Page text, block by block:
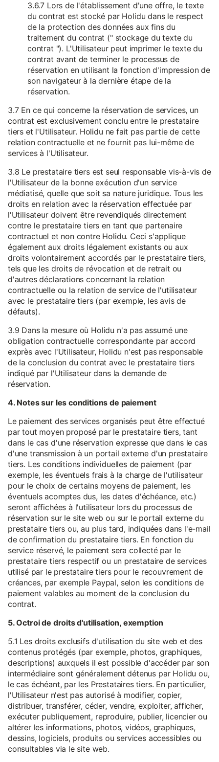
3.6.7 Lors de l'établissement d'une offre, le texte
du contrat est stocké par Holidu dans le respect
de la protection des données aux fins du
traitement du contrat (" stockage du texte du
contrat "). L'Utilisateur peut imprimer le texte du
contrat avant de terminer le processus de
réservation en utilisant la fonction d'impression de
son navigateur à la dernière étape de la
réservation.
3.7 En ce qui concerne la réservation de services, un
contrat est exclusivement conclu entre le prestataire
tiers et l'Utilisateur. Holidu ne fait pas partie de cette
relation contractuelle et ne fournit pas lui-même de
services à l'Utilisateur.
3.8 Le prestataire tiers est seul responsable vis-à-vis de
l'Utilisateur de la bonne exécution d'un service
médiatisé, quelle que soit sa nature juridique. Tous les
droits en relation avec la réservation effectuée par
l'Utilisateur doivent être revendiqués directement
contre le prestataire tiers en tant que partenaire
contractuel et non contre Holidu. Ceci s'applique
également aux droits légalement existants ou aux
droits volontairement accordés par le prestataire tiers,
tels que les droits de révocation et de retrait ou
d'autres déclarations concernant la relation
contractuelle ou la relation de service de l'utilisateur
avec le prestataire tiers (par exemple, les avis de
défauts).
3.9 Dans la mesure où Holidu n'a pas assumé une
obligation contractuelle correspondante par accord
exprès avec l'Utilisateur, Holidu n'est pas responsable
de la conclusion du contrat avec le prestataire tiers
indiqué par l'Utilisateur dans la demande de
réservation.
4. Notes sur les conditions de paiement
Le paiement des services organisés peut être effectué
par tout moyen proposé par le prestataire tiers, tant
dans le cas d'une réservation expresse que dans le cas
d'une transmission à un portail externe d'un prestataire
tiers. Les conditions individuelles de paiement (par
exemple, les éventuels frais à la charge de l'utilisateur
pour le choix de certains moyens de paiement, les
éventuels acomptes dus, les dates d'échéance, etc.)
seront affichées à l'utilisateur lors du processus de
réservation sur le site web ou sur le portail externe du
prestataire tiers ou, au plus tard, indiquées dans l'e-mail
de confirmation du prestataire tiers. En fonction du
service réservé, le paiement sera collecté par le
prestataire tiers respectif ou un prestataire de services
utilisé par le prestataire tiers pour le recouvrement de
créances, par exemple Paypal, selon les conditions de
paiement valables au moment de la conclusion du
contrat.
5. Octroi de droits d'utilisation, exemption
5.1 Les droits exclusifs d'utilisation du site web et des
contenus protégés (par exemple, photos, graphiques,
descriptions) auxquels il est possible d'accéder par son
intermédiaire sont généralement détenus par Holidu ou,
le cas échéant, par les Prestataires tiers. En particulier,
l'Utilisateur n'est pas autorisé à modifier, copier,
distribuer, transférer, céder, vendre, exploiter, afficher,
exécuter publiquement, reproduire, publier, licencier ou
altérer les informations, photos, vidéos, graphiques,
dessins, logiciels, produits ou services accessibles ou
consultables via le site web.